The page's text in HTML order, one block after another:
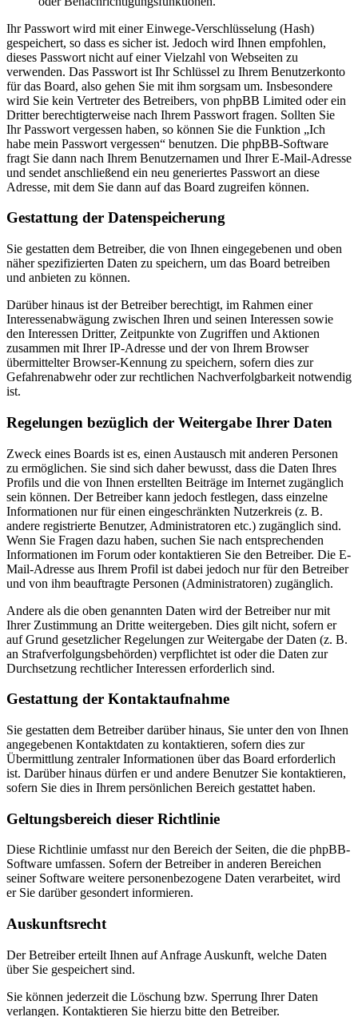
Ihr Passwort wird mit einer Einwege-Verschlüsselung (Hash)
gespeichert, so dass es sicher ist. Jedoch wird Ihnen empfohlen,
dieses Passwort nicht auf einer Vielzahl von Webseiten zu
verwenden. Das Passwort ist Ihr Schlüssel zu Ihrem Benutzerkonto
für das Board, also gehen Sie mit ihm sorgsam um. Insbesondere
wird Sie kein Vertreter des Betreibers, von phpBB Limited oder ein
Dritter berechtigterweise nach Ihrem Passwort fragen. Sollten Sie
Ihr Passwort vergessen haben, so können Sie die Funktion „Ich
habe mein Passwort vergessen“ benutzen. Die phpBB-Software
fragt Sie dann nach Ihrem Benutzernamen und Ihrer E-Mail-Adresse
und sendet anschließend ein neu generiertes Passwort an diese
Adresse, mit dem Sie dann auf das Board zugreifen können.
Gestattung der Datenspeicherung
Sie gestatten dem Betreiber, die von Ihnen eingegebenen und oben
näher spezifizierten Daten zu speichern, um das Board betreiben
und anbieten zu können.
Darüber hinaus ist der Betreiber berechtigt, im Rahmen einer
Interessenabwägung zwischen Ihren und seinen Interessen sowie
den Interessen Dritter, Zeitpunkte von Zugriffen und Aktionen
zusammen mit Ihrer IP-Adresse und der von Ihrem Browser
übermittelter Browser-Kennung zu speichern, sofern dies zur
Gefahrenabwehr oder zur rechtlichen Nachverfolgbarkeit notwendig
ist.
Regelungen bezüglich der Weitergabe Ihrer Daten
Zweck eines Boards ist es, einen Austausch mit anderen Personen
zu ermöglichen. Sie sind sich daher bewusst, dass die Daten Ihres
Profils und die von Ihnen erstellten Beiträge im Internet zugänglich
sein können. Der Betreiber kann jedoch festlegen, dass einzelne
Informationen nur für einen eingeschränkten Nutzerkreis (z. B.
andere registrierte Benutzer, Administratoren etc.) zugänglich sind.
Wenn Sie Fragen dazu haben, suchen Sie nach entsprechenden
Informationen im Forum oder kontaktieren Sie den Betreiber. Die E-
Mail-Adresse aus Ihrem Profil ist dabei jedoch nur für den Betreiber
und von ihm beauftragte Personen (Administratoren) zugänglich.
Andere als die oben genannten Daten wird der Betreiber nur mit
Ihrer Zustimmung an Dritte weitergeben. Dies gilt nicht, sofern er
auf Grund gesetzlicher Regelungen zur Weitergabe der Daten (z. B.
an Strafverfolgungsbehörden) verpflichtet ist oder die Daten zur
Durchsetzung rechtlicher Interessen erforderlich sind.
Gestattung der Kontaktaufnahme
Sie gestatten dem Betreiber darüber hinaus, Sie unter den von Ihnen
angegebenen Kontaktdaten zu kontaktieren, sofern dies zur
Übermittlung zentraler Informationen über das Board erforderlich
ist. Darüber hinaus dürfen er und andere Benutzer Sie kontaktieren,
sofern Sie dies in Ihrem persönlichen Bereich gestattet haben.
Geltungsbereich dieser Richtlinie
Diese Richtlinie umfasst nur den Bereich der Seiten, die die phpBB-
Software umfassen. Sofern der Betreiber in anderen Bereichen
seiner Software weitere personenbezogene Daten verarbeitet, wird
er Sie darüber gesondert informieren.
Auskunftsrecht
Der Betreiber erteilt Ihnen auf Anfrage Auskunft, welche Daten
über Sie gespeichert sind.
Sie können jederzeit die Löschung bzw. Sperrung Ihrer Daten
verlangen. Kontaktieren Sie hierzu bitte den Betreiber.